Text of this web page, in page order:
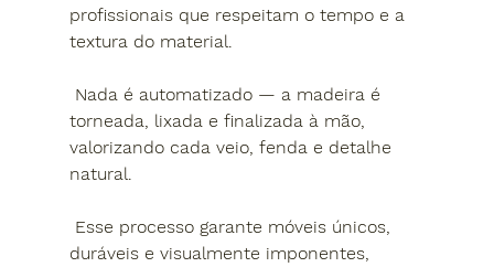
profissionais que respeitam o tempo e a
textura do material.
Nada é automatizado — a madeira é
torneada, lixada e finalizada à mão,
valorizando cada veio, fenda e detalhe
natural.
Esse processo garante móveis únicos,
duráveis e visualmente imponentes,